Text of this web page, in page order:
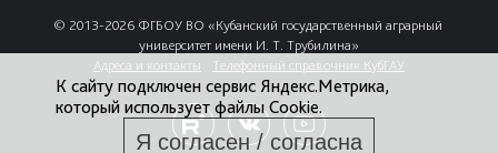
© 2013-2026 ФГБОУ ВО «Кубанский государственный аграрный
университет имени И. Т. Трубилина»
Адреса и контакты
Телефонный справочник КубГАУ
К сайту подключен сервис Яндекс.Метрика,
который использует файлы Cookie.
Я согласен / согласна